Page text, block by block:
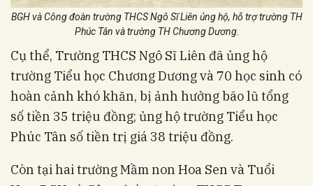
BGH và Công đoàn trường THCS Ngô Sĩ Liên ủng hộ, hỗ trợ trường TH
Phúc Tân và trường TH Chương Dương.
Cụ thể, Trường THCS Ngô Sĩ Liên đã ủng hộ
trường Tiểu học Chương Dương và 70 học sinh có
hoàn cảnh khó khăn, bị ảnh hưởng bão lũ tổng
số tiền 35 triệu đồng; ủng hộ trường Tiểu học
Phúc Tân số tiền trị giá 38 triệu đồng.
Còn tại hai trường Mầm non Hoa Sen và Tuổi